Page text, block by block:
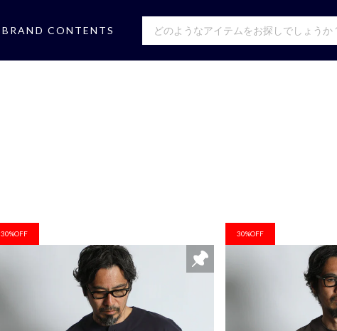
BRAND CONTENTS
30%OFF 30%OFF